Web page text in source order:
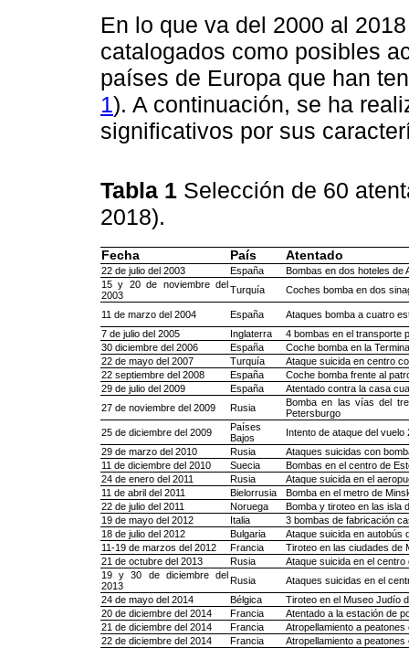
En lo que va del 2000 al
catalogados como posibles
países de Europa que han
1). A continuación, se ha
significativos por sus
Tabla 1 Selección de 60
2018).
Fecha País Atentado
22 de julio del 2003 España
Bombas en dos hoteles de
15 y 20 de noviembre del
2003
Turquía Coches bomba en dos
11 de marzo del 2004 España
Ataques bomba a cuatro
7 de julio del 2005
Inglaterra
4 bombas en el transporte
30 diciembre del 2006
España
Coche bomba en la
22 de mayo del 2007
Turquía
Ataque suicida en centro
22 septiembre del 2008
España
Coche bomba frente al
29 de julio del 2009
España
Atentado contra la casa
27 de noviembre del 2009
Rusia
Bomba en las vías del
Petersburgo
25 de diciembre del 2009
Países
Bajos
Intento de ataque del
29 de marzo del 2010
Rusia
Ataques suicidas con
11 de diciembre del 2010
Suecia
Bombas en el centro de
24 de enero del 2011
Rusia
Ataque suicida en el
11 de abril del 2011
Bielorrusia
Bomba en el metro de
22 de julio del 2011
Noruega
Bomba y tiroteo en las isla
19 de mayo del 2012
Italia
3 bombas de fabricación
18 de julio del 2012
Bulgaria
Ataque suicida en autobús
11-19 de marzos del 2012
Francia
Tiroteo en las ciudades de
21 de octubre del 2013
Rusia
Ataque suicida en el centro
19 y 30 de diciembre del
2013
Rusia
Ataques suicidas en el
24 de mayo del 2014
Bélgica
Tiroteo en el Museo Judío
20 de diciembre del 2014
Francia
Atentado a la estación de
21 de diciembre del 2014
Francia
Atropellamiento a
22 de diciembre del 2014
Francia
Atropellamiento a